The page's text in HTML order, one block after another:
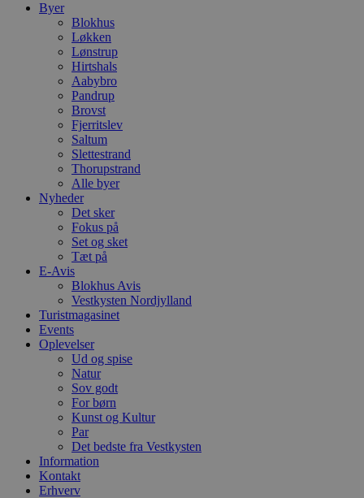
Byer
Blokhus
Løkken
Lønstrup
Hirtshals
Aabybro
Pandrup
Brovst
Fjerritslev
Saltum
Slettestrand
Thorupstrand
Alle byer
Nyheder
Det sker
Fokus på
Set og sket
Tæt på
E-Avis
Blokhus Avis
Vestkysten Nordjylland
Turistmagasinet
Events
Oplevelser
Ud og spise
Natur
Sov godt
For børn
Kunst og Kultur
Par
Det bedste fra Vestkysten
Information
Kontakt
Erhverv